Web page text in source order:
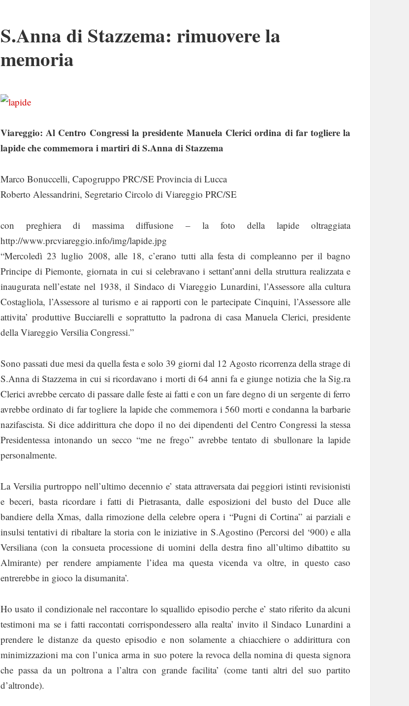
S.Anna di Stazzema: rimuovere la
memoria
Viareggio: Al Centro Congressi la presidente Manuela Clerici ordina di far togliere la
lapide che commemora i martiri di S.Anna di Stazzema
Marco Bonuccelli, Capogruppo PRC/SE Provincia di Lucca
Roberto Alessandrini, Segretario Circolo di Viareggio PRC/SE
con preghiera di massima diffusione – la foto della lapide oltraggiata
http://www.prcviareggio.info/img/lapide.jpg
“Mercoledì 23 luglio 2008, alle 18, c’erano tutti alla festa di compleanno per il bagno
Principe di Piemonte, giornata in cui si celebravano i settant’anni della struttura realizzata e
inaugurata nell’estate nel 1938, il Sindaco di Viareggio Lunardini, l’Assessore alla cultura
Costagliola, l’Assessore al turismo e ai rapporti con le partecipate Cinquini, l’Assessore alle
attivita’ produttive Bucciarelli e soprattutto la padrona di casa Manuela Clerici, presidente
della Viareggio Versilia Congressi.”
Sono passati due mesi da quella festa e solo 39 giorni dal 12 Agosto ricorrenza della strage di
S.Anna di Stazzema in cui si ricordavano i morti di 64 anni fa e giunge notizia che la Sig.ra
Clerici avrebbe cercato di passare dalle feste ai fatti e con un fare degno di un sergente di ferro
avrebbe ordinato di far togliere la lapide che commemora i 560 morti e condanna la barbarie
nazifascista. Si dice addirittura che dopo il no dei dipendenti del Centro Congressi la stessa
Presidentessa intonando un secco “me ne frego” avrebbe tentato di sbullonare la lapide
personalmente.
La Versilia purtroppo nell’ultimo decennio e’ stata attraversata dai peggiori istinti revisionisti
e beceri, basta ricordare i fatti di Pietrasanta, dalle esposizioni del busto del Duce alle
bandiere della Xmas, dalla rimozione della celebre opera i “Pugni di Cortina” ai parziali e
insulsi tentativi di ribaltare la storia con le iniziative in S.Agostino (Percorsi del ‘900) e alla
Versiliana (con la consueta processione di uomini della destra fino all’ultimo dibattito su
Almirante) per rendere ampiamente l’idea ma questa vicenda va oltre, in questo caso
entrerebbe in gioco la disumanita’.
Ho usato il condizionale nel raccontare lo squallido episodio perche e’ stato riferito da alcuni
testimoni ma se i fatti raccontati corrispondessero alla realta’ invito il Sindaco Lunardini a
prendere le distanze da questo episodio e non solamente a chiacchiere o addirittura con
minimizzazioni ma con l’unica arma in suo potere la revoca della nomina di questa signora
che passa da un poltrona a l’altra con grande facilita’ (come tanti altri del suo partito
d’altronde).